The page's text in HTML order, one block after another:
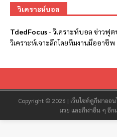
วิเคราะห์บอล
TdedFocus-วิเคราะห์บอล ข่าวฟุต
วิเคราะห์เจาะลึกโดยทีมงานมืออาชีพ
Copyright © 2026 | เว็บไซต์ดูกีฬาอ
มวย และกีฬาอื่น ๆ อีก